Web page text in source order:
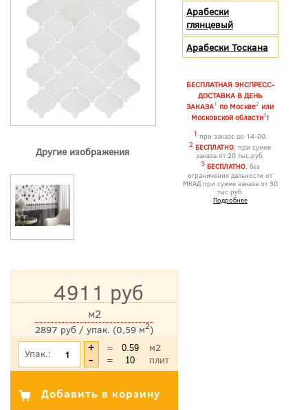
Другие изображения
Арабески
глянцевый
Арабески Тоскана
БЕСПЛАТНАЯ ЭКСПРЕСС-
ДОСТАВКА В ДЕНЬ
ЗАКАЗА1 по Москве2 или
Московской области3!
1 при заказе до 14-00.
2 БЕСПЛАТНО, при сумме
заказа от 20 тыс.руб.
3 БЕСПЛАТНО, без
ограничения дальности от
МКАД при сумме заказа от 30
тыс.руб.
Подробнее
4911 руб
2897 руб / упак. (0,59 м2)
м2
*Цена указана с учетом НДС
Упак.: =
м2
=
плит